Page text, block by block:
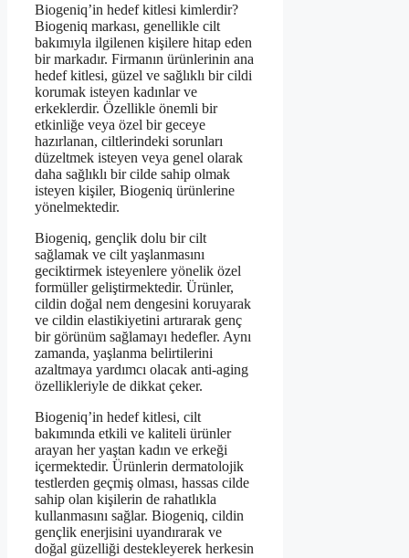
Biogeniq’in hedef kitlesi kimlerdir?
Biogeniq markası, genellikle cilt
bakımıyla ilgilenen kişilere hitap eden
bir markadır. Firmanın ürünlerinin ana
hedef kitlesi, güzel ve sağlıklı bir cildi
korumak isteyen kadınlar ve
erkeklerdir. Özellikle önemli bir
etkinliğe veya özel bir geceye
hazırlanan, ciltlerindeki sorunları
düzeltmek isteyen veya genel olarak
daha sağlıklı bir cilde sahip olmak
isteyen kişiler, Biogeniq ürünlerine
yönelmektedir.
Biogeniq, gençlik dolu bir cilt
sağlamak ve cilt yaşlanmasını
geciktirmek isteyenlere yönelik özel
formüller geliştirmektedir. Ürünler,
cildin doğal nem dengesini koruyarak
ve cildin elastikiyetini artırarak genç
bir görünüm sağlamayı hedefler. Aynı
zamanda, yaşlanma belirtilerini
azaltmaya yardımcı olacak anti-aging
özellikleriyle de dikkat çeker.
Biogeniq’in hedef kitlesi, cilt
bakımında etkili ve kaliteli ürünler
arayan her yaştan kadın ve erkeği
içermektedir. Ürünlerin dermatolojik
testlerden geçmiş olması, hassas cilde
sahip olan kişilerin de rahatlıkla
kullanmasını sağlar. Biogeniq, cildin
gençlik enerjisini uyandırarak ve
doğal güzelliği destekleyerek herkesin